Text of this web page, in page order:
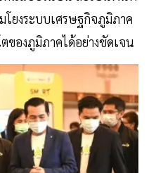
ยงระบบเศรษฐกิจภูมิภาค
ของภูมิภาคได้อย่างชัดเจน